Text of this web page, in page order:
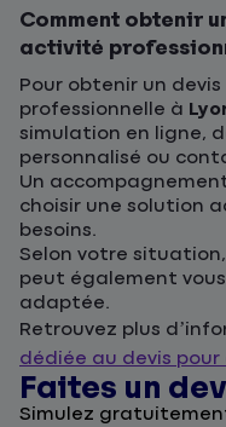
Comment obtenir
activité
Pour obtenir un
professionnelle à
simulation en ligne,
personnalisé ou
Un
choisir une solution
besoins.
Selon votre
peut également
adaptée.
Retrouvez plus
dédiée au devis
Faites un
Simulez